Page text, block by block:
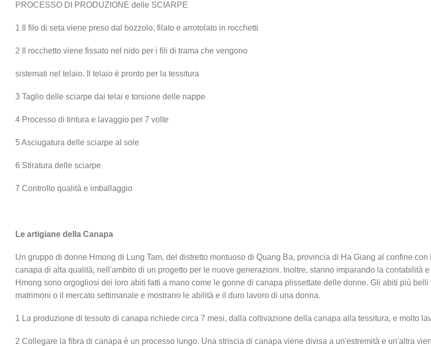
PROCESSO DI PRODUZIONE delle SCIARPE
1 Il filo di seta viene preso dal bozzolo, filato e arrotolato in rocchetti
2 Il rocchetto viene fissato nel nido per i fili di trama che vengono
sistemati nel telaio. Il telaio è pronto per la tessitura
3 Taglio delle sciarpe dai telai e torsione delle nappe
4 Processo di tintura e lavaggio per 7 volte
5 Asciugatura delle sciarpe al sole
6 Stiratura delle sciarpe
7 Controllo qualità e imballaggio
Le artigiane della Canapa
Un gruppo di donne Hmong di Lung Tam, del distretto montuoso di Quang Ba, provincia di Ha Giang al confine
canapa di alta qualità, nell'ambito di un progetto per le nuove generazioni. Inoltre, stanno imparando la contabilità
Hmong sono orgogliosi dei loro abiti fatti a mano come le gonne di canapa plissettate delle donne. Gli abiti più
matrimoni o il mercato settimanale e mostrano le abilità e il duro lavoro di una donna.
1 La produzione di tessuto di canapa richiede circa 7 mesi, dalla coltivazione della canapa alla tessitura, e molto
2 Collegare la fibra di canapa è un processo lungo. Una striscia di canapa viene divisa a un'estremità e un'altra